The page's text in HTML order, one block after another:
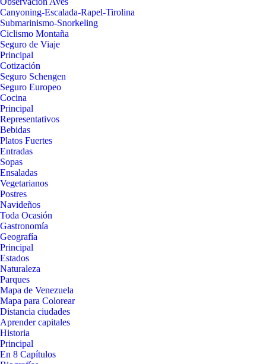
Canyoning-Escalada-Rapel-Tirolina
Submarinismo-Snorkeling
Ciclismo Montaña
Seguro de Viaje
Principal
Cotización
Seguro Schengen
Seguro Europeo
Cocina
Principal
Representativos
Bebidas
Platos Fuertes
Entradas
Sopas
Ensaladas
Vegetarianos
Postres
Navideños
Toda Ocasión
Gastronomía
Geografía
Principal
Estados
Naturaleza
Parques
Mapa de Venezuela
Mapa para Colorear
Distancia ciudades
Aprender capitales
Historia
Principal
En 8 Capítulos